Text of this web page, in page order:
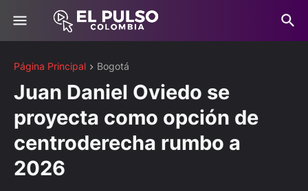
Página Principal Bogotá
Juan Daniel Oviedo se
proyecta como opción de
centroderecha rumbo a
2026